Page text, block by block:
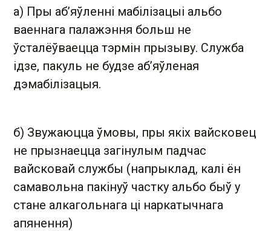
а) Пры аб’яўленні мабілізацыі альбо
ваеннага палажэння больш не
ўсталёўваецца тэрмін прызыву. Служба
ідзе, пакуль не будзе аб’яўленая
дэмабілізацыя.
б) Звужаюцца ўмовы, пры якіх вайсковец
не прызнаецца загінулым падчас
вайсковай службы (напрыклад, калі ён
самавольна пакінуў частку альбо быў у
стане алкагольнага ці наркатычнага
апянення)